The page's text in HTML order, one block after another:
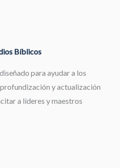
Bíblicos
para ayudar a los
y actualización
a líderes y maestros